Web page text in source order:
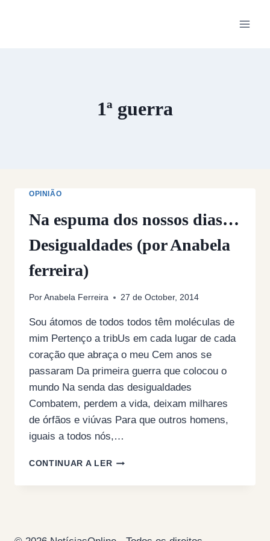
1ª guerra
OPINIÃO
Na espuma dos nossos dias…
Desigualdades (por Anabela
ferreira)
Por Anabela Ferreira 27 de October, 2014
Sou átomos de todos todos têm moléculas de
mim Pertenço a tribUs em cada lugar de cada
coração que abraça o meu Cem anos se
passaram Da primeira guerra que colocou o
mundo Na senda das desigualdades
Combatem, perdem a vida, deixam milhares
de órfãos e viúvas Para que outros homens,
iguais a todos nós,…
CONTINUAR A LERNA
DOS
(POR